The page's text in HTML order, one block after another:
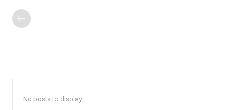
No posts to display